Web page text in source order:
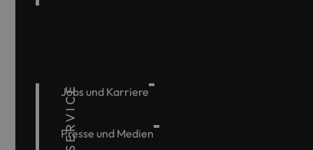
SERVICE
Jobs und Karriere
Presse und Medien